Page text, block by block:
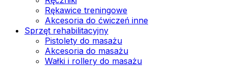
Rękawice treningowe
Akcesoria do ćwiczeń inne
Sprzęt rehabilitacyjny
Pistolety do masażu
Akcesoria do masażu
Wałki i rollery do masażu